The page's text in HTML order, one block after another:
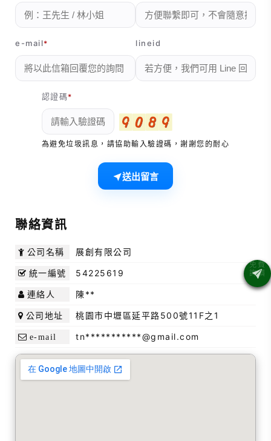
聯絡資訊
公司名稱 展創有限公司
統一編號 54225619
連絡人 陳**
公司地址 桃園市中壢區延平路500號11F之1
e-mail tn***********@gmail.com
e-mail lineid
認證碼
為避免垃圾訊息，請協助輸入驗證碼，謝謝您的耐心
送出留言